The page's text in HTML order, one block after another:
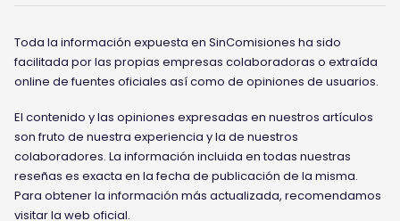
Toda la información expuesta en SinComisiones ha sido
facilitada por las propias empresas colaboradoras o extraída
online de fuentes oficiales así como de opiniones de usuarios.
El contenido y las opiniones expresadas en nuestros artículos
son fruto de nuestra experiencia y la de nuestros
colaboradores. La información incluida en todas nuestras
reseñas es exacta en la fecha de publicación de la misma.
Para obtener la información más actualizada, recomendamos
visitar la web oficial.